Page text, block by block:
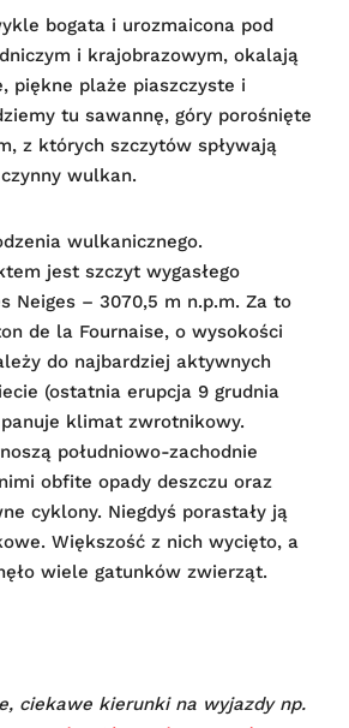
bogata i urozmaicona pod
i krajobrazowym, okalają
piękne plaże piaszczyste i
tu sawannę, góry porośnięte
z których szczytów spływają
wulkan.
wulkanicznego.
jest szczyt wygasłego
Neiges – 3070,5 m n.p.m. Za to
de la Fournaise, o wysokości
do najbardziej aktywnych
(ostatnia erupcja 9 grudnia
klimat zwrotnikowy.
południowo-zachodnie
obfite opady deszczu oraz
cyklony. Niegdyś porastały ją
Większość z nich wycięto, a
wiele gatunków zwierząt.
ciekawe kierunki na wyjazdy np.